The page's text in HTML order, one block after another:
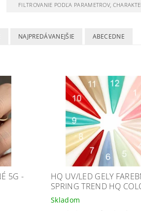
FILTROVANIE PODĽA PARAMETROV,
NAJPREDÁVANEJŠIE ABECEDNE
5G -
HQ UV/LED GELY
SPRING TREND HQ
Skladom